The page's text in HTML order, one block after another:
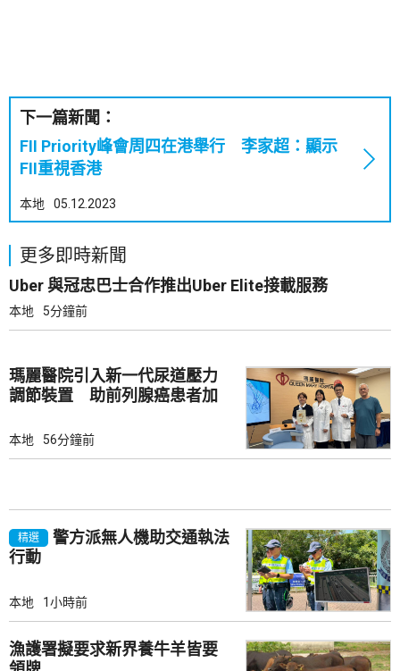
下一篇新聞：
FII Priority峰會周四在港舉行 李家超：顯示
FII重視香港
本地 05.12.2023
更多即時新聞
Uber 與冠忠巴士合作推出Uber Elite接載服務
本地 5分鐘前
瑪麗醫院引入新一代尿道壓力
調節裝置 助前列腺癌患者加
本地 56分鐘前
精選
警方派無人機助交通執法
行動
本地 1小時前
漁護署擬要求新界養牛羊皆要